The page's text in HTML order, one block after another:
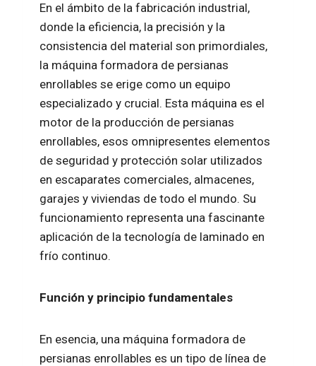
En el ámbito de la fabricación industrial,
donde la eficiencia, la precisión y la
consistencia del material son primordiales,
la máquina formadora de persianas
enrollables se erige como un equipo
especializado y crucial. Esta máquina es el
motor de la producción de persianas
enrollables, esos omnipresentes elementos
de seguridad y protección solar utilizados
en escaparates comerciales, almacenes,
garajes y viviendas de todo el mundo. Su
funcionamiento representa una fascinante
aplicación de la tecnología de laminado en
frío continuo.
Función y principio fundamentales
En esencia, una máquina formadora de
persianas enrollables es un tipo de línea de